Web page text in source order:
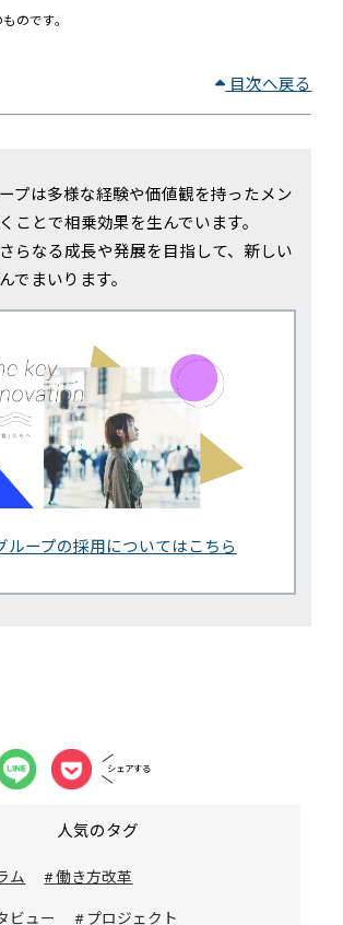
のです。
目次へ戻る
プは多様な経験や価値観を持ったメン
ことで相乗効果を生んでいます。
らなる成長や発展を目指して、新しい
でまいります。
ループの採用についてはこちら
シェアする
人気のタグ
ム # 働き方改革
ビュー # プロジェクト